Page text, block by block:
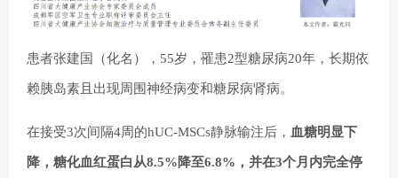
患者张建国（化名），55岁，罹患2型糖尿病20年，长期依
赖胰岛素且出现周围神经病变和糖尿病肾病。
在接受3次间隔4周的hUC-MSCs静脉输注后， 血糖明显下
降，糖化血红蛋白从8.5%降至6.8%，并在3个月内完全停